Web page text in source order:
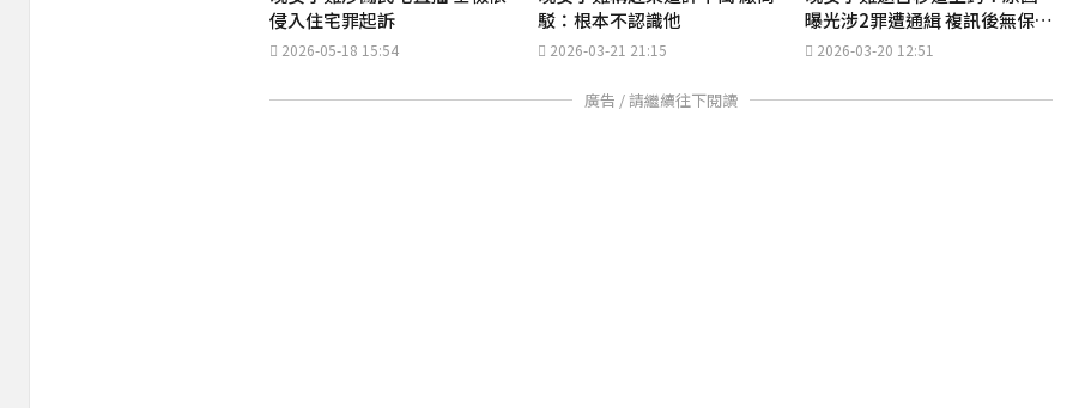
侵入住宅罪起訴
2026-05-18 15:54
駁：根本不認識他
2026-03-21 21:15
曝光涉2罪遭通緝 複訊後無保請
回2026-03-20 12:51
廣告 / 請繼續往下閱讀